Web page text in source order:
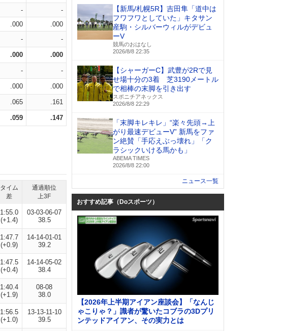
-
-
.000
.000
- -
.000 .000
- -
.000 .000
.065 .161
.059 .147
タイム
差
通過順位
上3F
1:55.0
(+1.4)
03-03-06-07
38.5
1:47.7
(+0.9)
14-14-01-01
39.2
1:47.5
(+0.4)
14-14-05-02
38.4
1:40.4
(+1.9)
08-08
38.0
1:56.5
(+1.0)
13-13-11-10
39.5
【新馬/札幌5R】吉田隼「道中は
フワフワとしていた」キタサン
産駒・シルバーウィルがデビュ
ーV
競馬のおはなし
2026/8/8 22:35
【シャーガーC】武豊が2Rで見
せ場十分の3着 芝3190メートル
で相棒の末脚を引き出す
スポニチアネックス
2026/8/8 22:29
「末脚キレキレ」“楽々先頭→上
がり最速デビューV” 新馬をファ
ン絶賛「手応えぶっ壊れ」「ク
ラシックいける馬かも」
ABEMA TIMES
2026/8/8 22:00
ニュース一覧
おすすめ記事（Doスポーツ）
【2026年上半期アイアン座談会】「なんじ
ゃこりゃ？」識者が驚いたコブラの3Dプリ
ンテッドアイアン、その実力とは